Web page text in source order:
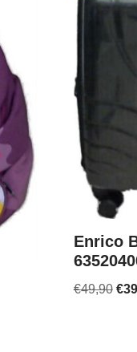
Enrico
€49,90 €